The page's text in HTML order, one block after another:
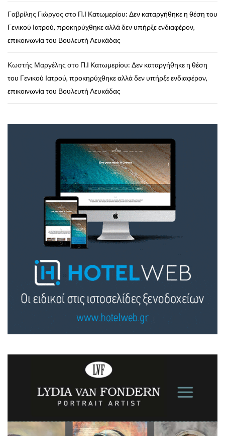
Γαβρίλης Γιώργος στο Π.Ι Κατωμερίου: Δεν καταργήθηκε η θέση του
Γενικού Ιατρού, προκηρύχθηκε αλλά δεν υπήρξε ενδιαφέρον,
επικοινωνία του Βουλευτή Λευκάδας
Κωστής Μαργέλης στο Π.Ι Κατωμερίου: Δεν καταργήθηκε η θέση
του Γενικού Ιατρού, προκηρύχθηκε αλλά δεν υπήρξε ενδιαφέρον,
επικοινωνία του Βουλευτή Λευκάδας